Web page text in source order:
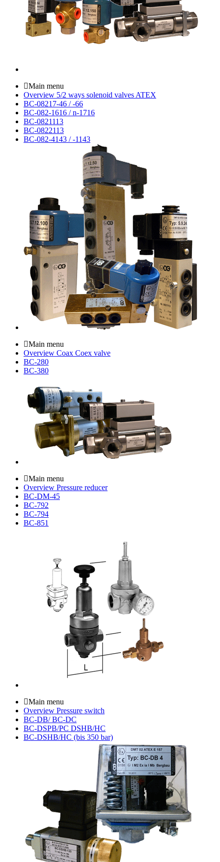
Main menu
Overview 5/2 ways solenoid valves ATEX
BC-08217-46 / -66
BC-082-1616 / n-1716
BC-0821113
BC-0822113
BC-082-4143 / -1143
Main menu
Overview Coax Coex valve
BC-280
BC-380
Main menu
Overview Pressure reducer
BC-DM-45
BC-792
BC-794
BC-851
Main menu
Overview Pressure switch
BC-DB/ BC-DC
BC-DSPB/PC DSHB/HC
BC-DSHB/HC (bis 350 bar)